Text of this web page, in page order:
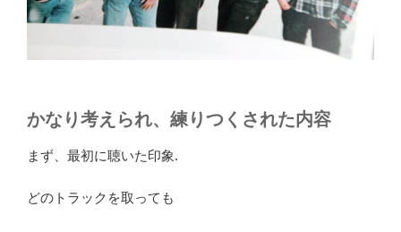
かなり考えられ、練りつくされた内容
まず、最初に聴いた印象.
どのトラックを取っても